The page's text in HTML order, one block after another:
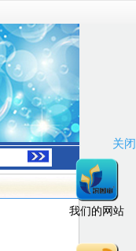
关闭
我们的网站